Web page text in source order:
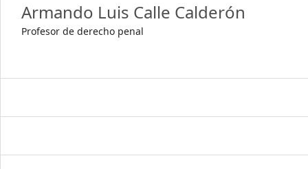
Armando Luis Calle Calderón
Profesor de derecho penal